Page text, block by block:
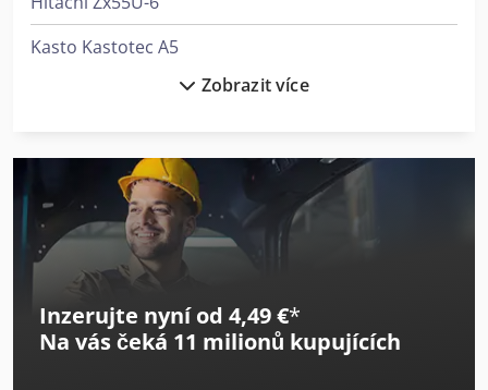
Kasto Kastotec A5
Komatsu D61Px-15
Kubota K008-3
Kubota Kx018-4
Kubota Kx019-4
Kubota Kx027-4 (Hi)
Zobrazit více
Inzerujte nyní od 4,49 €*
Na vás čeká 11 milionů kupujících